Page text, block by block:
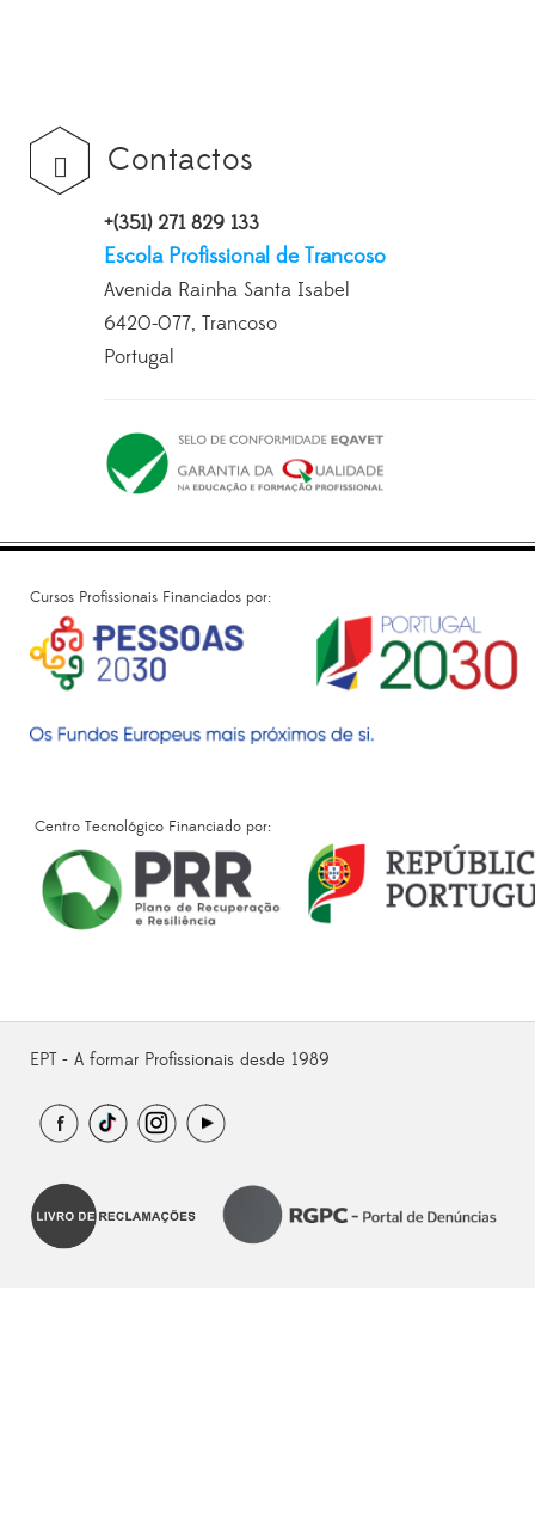
Contactos
+(351) 271 829 133
Escola Profissional de Trancoso
Avenida Rainha Santa Isabel
6420-077, Trancoso
Portugal
Cursos Profissionais Financiados por:
Centro Tecnológico Financiado por:
EPT - A formar Profissionais desde 1989